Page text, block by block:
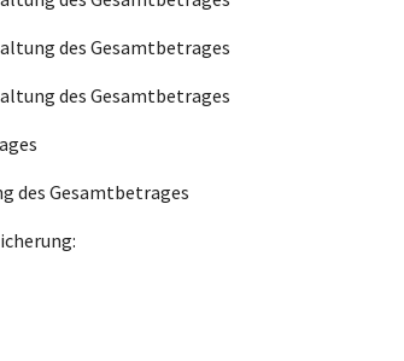
des Gesamtbetrages
des Gesamtbetrages
des Gesamtbetrages